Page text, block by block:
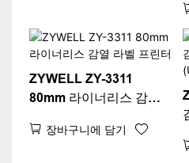
ZYWELL ZY-3311
80mm 라이너리스 감열
장바구니에 담기